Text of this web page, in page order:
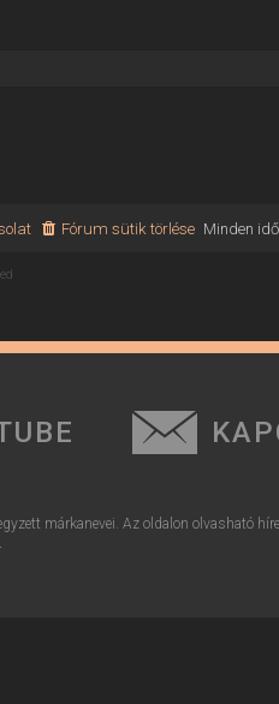
Minden
Fórum sütik törlése
márkanevei. Az oldalon olvasható